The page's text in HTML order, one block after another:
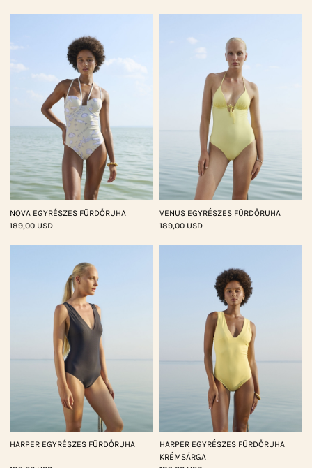
NOVA EGYRÉSZES FÜRDŐRUHA
189,00 USD
VENUS EGYRÉSZES FÜRDŐRUHA
189,00 USD
HARPER EGYRÉSZES FÜRDŐRUHA
HARPER EGYRÉSZES FÜRDŐRUHA
KRÉMSÁRGA